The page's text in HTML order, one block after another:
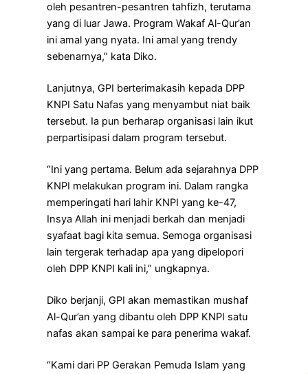
oleh pesantren-pesantren tahfizh, terutama
yang di luar Jawa. Program Wakaf Al-Qur’an
ini amal yang nyata. Ini amal yang trendy
sebenarnya,” kata Diko.
Lanjutnya, GPI berterimakasih kepada DPP
KNPI Satu Nafas yang menyambut niat baik
tersebut. Ia pun berharap organisasi lain ikut
perpartisipasi dalam program tersebut.
“Ini yang pertama. Belum ada sejarahnya DPP
KNPI melakukan program ini. Dalam rangka
memperingati hari lahir KNPI yang ke-47,
Insya Allah ini menjadi berkah dan menjadi
syafaat bagi kita semua. Semoga organisasi
lain tergerak terhadap apa yang dipelopori
oleh DPP KNPI kali ini,” ungkapnya.
Diko berjanji, GPI akan memastikan mushaf
Al-Qur’an yang dibantu oleh DPP KNPI satu
nafas akan sampai ke para penerima wakaf.
“Kami dari PP Gerakan Pemuda Islam yang